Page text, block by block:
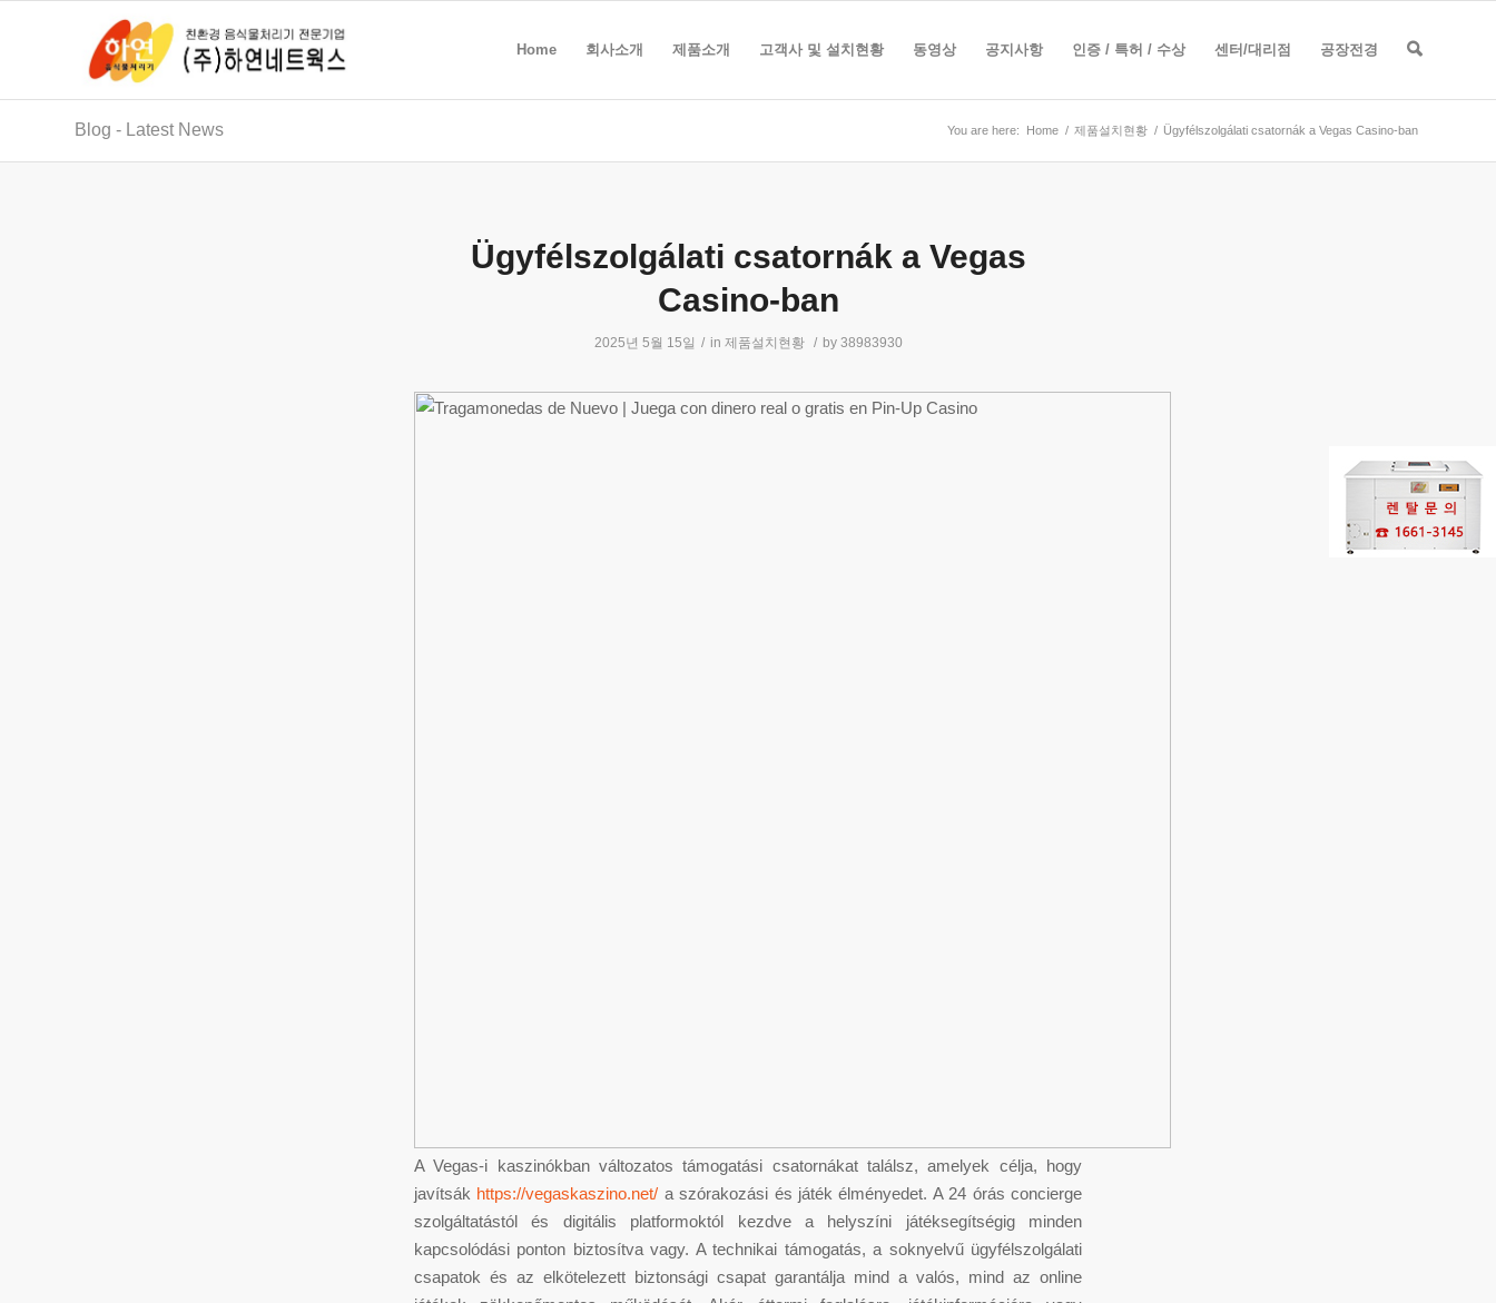
Home 회사소개 제품소개 고객사 및 설치현황 동영상 공지사항 인증 / 특허 / 수상 센터/대리점 공장전경
Blog - Latest News You are here: Home / 제품설치현황 / Ügyfélszolgálati csatornák a Vegas Casino-ban
Ügyfélszolgálati csatornák a Vegas
Casino-ban
2025년 5월 15일 / in 제품설치현황 / by 38983930
A Vegas-i kaszinókban változatos támogatási csatornákat találsz, amelyek célja, hogy
javítsák https://vegaskaszino.net/ a szórakozási és játék élményedet. A 24 órás concierge
szolgáltatástól és digitális platformoktól kezdve a helyszíni játéksegítségig minden
kapcsolódási ponton biztosítva vagy. A technikai támogatás, a soknyelvű ügyfélszolgálati
csapatok és az elkötelezett biztonsági csapat garantálja mind a valós, mind az online